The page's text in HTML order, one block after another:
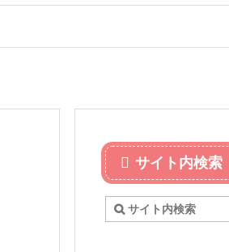
サイト内検索